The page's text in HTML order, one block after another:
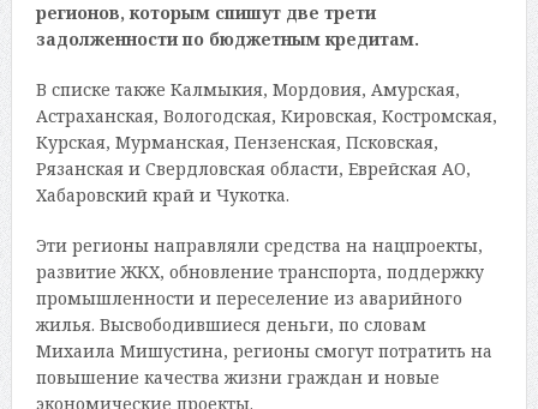
регионов, которым спишут две трети
задолженности по бюджетным кредитам.
В списке также Калмыкия, Мордовия, Амурская,
Астраханская, Вологодская, Кировская, Костромская,
Курская, Мурманская, Пензенская, Псковская,
Рязанская и Свердловская области, Еврейская АО,
Хабаровский край и Чукотка.
Эти регионы направляли средства на нацпроекты,
развитие ЖКХ, обновление транспорта, поддержку
промышленности и переселение из аварийного
жилья. Высвободившиеся деньги, по словам
Михаила Мишустина, регионы смогут потратить на
повышение качества жизни граждан и новые
экономические проекты.